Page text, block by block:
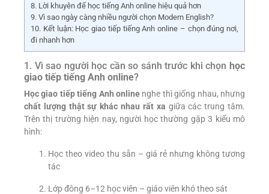
8. Lời khuyên để học tiếng Anh online hiệu quả hơn
9. Vì sao ngày càng nhiều người chọn Modern English?
10. Kết luận: Học giao tiếp tiếng Anh online – chọn đúng nơi,
đi nhanh hơn
1. Vì sao người học cần so sánh trước khi chọn học
giao tiếp tiếng Anh online?
Học giao tiếp tiếng Anh online nghe thì giống nhau, nhưng
chất lượng thật sự khác nhau rất xa giữa các trung tâm.
Trên thị trường hiện nay, người học thường gặp 3 kiểu mô
hình:
Học theo video thu sẵn – giá rẻ nhưng không tương
tác
Lớp đông 6–12 học viên – giáo viên khó theo sát